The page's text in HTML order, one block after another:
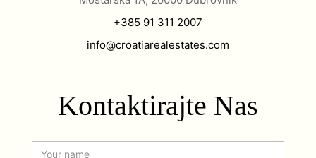
+385 91 311 2007
info@croatiarealestates.com
Kontaktirajte Nas